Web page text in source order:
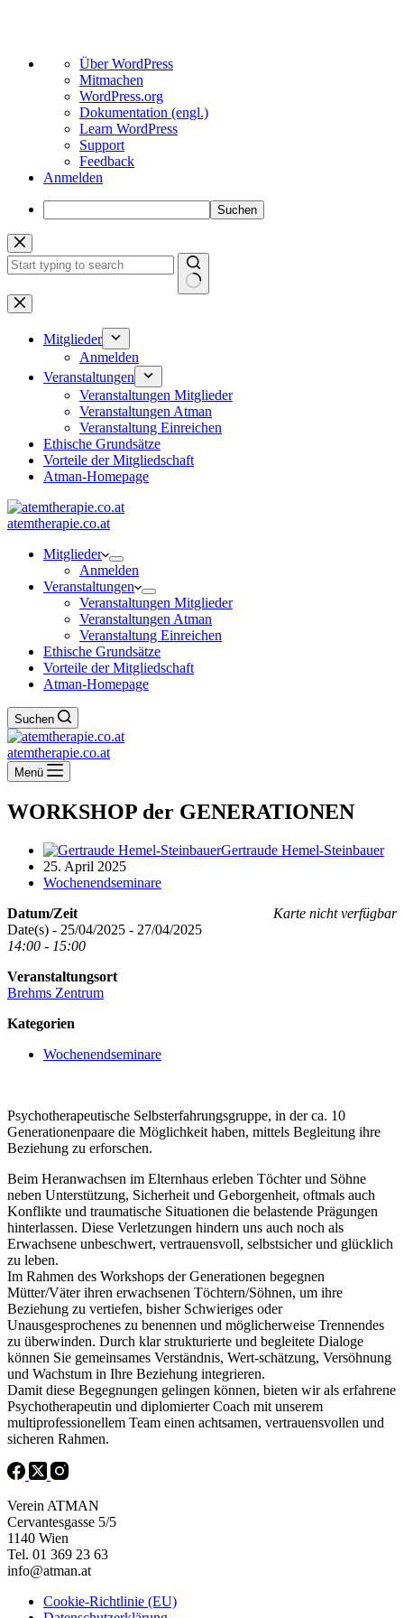
Über
WordPress
Über WordPress
Mitmachen
WordPress.org
Dokumentation (engl.)
Learn WordPress
Support
Feedback
Anmelden
Suchen
Zum
Inhalt
springen
Keine
Ergebnisse
Mitglieder
Anmelden
Veranstaltungen
Veranstaltungen Mitglieder
Veranstaltungen Atman
Veranstaltung Einreichen
Ethische Grundsätze
Vorteile der Mitgliedschaft
Atman-Homepage
atemtherapie.co.at
Mitglieder
Anmelden
Veranstaltungen
Veranstaltungen Mitglieder
Veranstaltungen Atman
Veranstaltung Einreichen
Ethische Grundsätze
Vorteile der Mitgliedschaft
Atman-Homepage
Suchen
atemtherapie.co.at
Menü
WORKSHOP der GENERATIONEN
Gertraude Hemel-Steinbauer
25. April 2025
Wochenendseminare
Karte nicht verfügbar
Datum/Zeit
Date(s) - 25/04/2025 - 27/04/2025
14:00 - 15:00
Veranstaltungsort
Brehms Zentrum
Kategorien
Wochenendseminare
Psychotherapeutische Selbsterfahrungsgruppe, in der ca. 10
Generationenpaare die Möglichkeit haben, mittels Begleitung ihre
Beziehung zu erforschen.
Beim Heranwachsen im Elternhaus erleben Töchter und Söhne
neben Unterstützung, Sicherheit und Geborgenheit, oftmals auch
Konflikte und traumatische Situationen die belastende Prägungen
hinterlassen. Diese Verletzungen hindern uns auch noch als
Erwachsene unbeschwert, vertrauensvoll, selbstsicher und glücklich
zu leben.
Im Rahmen des Workshops der Generationen begegnen
Mütter/Väter ihren erwachsenen Töchtern/Söhnen, um ihre
Beziehung zu vertiefen, bisher Schwieriges oder
Unausgesprochenes zu benennen und möglicherweise Trennendes
zu überwinden. Durch klar strukturierte und begleitete Dialoge
können Sie gemeinsames Verständnis, Wert-schätzung, Versöhnung
und Wachstum in Ihre Beziehung integrieren.
Damit diese Begegnungen gelingen können, bieten wir als erfahrene
Psychotherapeutin und diplomierter Coach mit unserem
multiprofessionellem Team einen achtsamen, vertrauensvollen und
sicheren Rahmen.
Verein ATMAN
Cervantesgasse 5/5
1140 Wien
Tel. 01 369 23 63
info@atman.at
Cookie-Richtlinie (EU)